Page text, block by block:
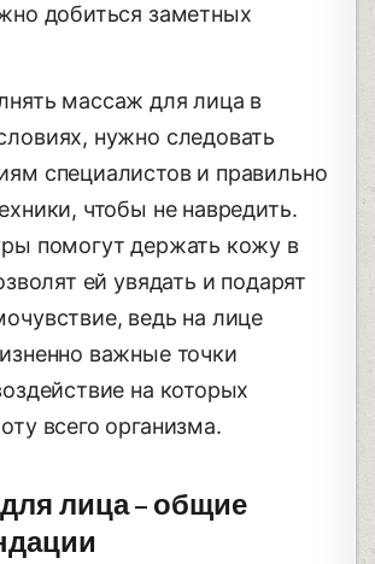
добиться заметных
массаж для лица в
нужно следовать
специалистов и правильно
чтобы не навредить.
помогут держать кожу в
ей увядать и подарят
ведь на лице
важные точки
на которых
всего организма.
лица – общие